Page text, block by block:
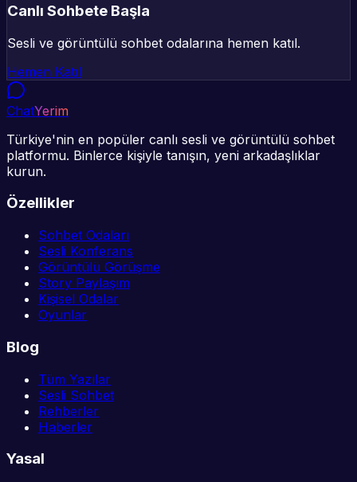
Canlı Sohbete Başla
Sesli ve görüntülü sohbet odalarına hemen katıl.
Hemen Katıl
ChatYerim
Türkiye'nin en popüler canlı sesli ve görüntülü sohbet
platformu. Binlerce kişiyle tanışın, yeni arkadaşlıklar
kurun.
Özellikler
Sohbet Odaları
Sesli Konferans
Görüntülü Görüşme
Story Paylaşım
Kişisel Odalar
Oyunlar
Blog
Tüm Yazılar
Sesli Sohbet
Rehberler
Haberler
Yasal